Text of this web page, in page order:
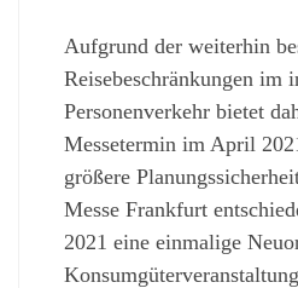
Aufgrund der weiterhin
Reisebeschränkungen im
Personenverkehr bietet
Messetermin im April
größere
Messe Frankfurt
2021 eine einmalige